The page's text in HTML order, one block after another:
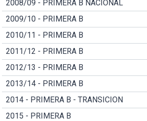
2008/09 - PRIMERA B NACIONAL
2009/10 - PRIMERA B
2010/11 - PRIMERA B
2011/12 - PRIMERA B
2012/13 - PRIMERA B
2013/14 - PRIMERA B
2014 - PRIMERA B - TRANSICION
2015 - PRIMERA B